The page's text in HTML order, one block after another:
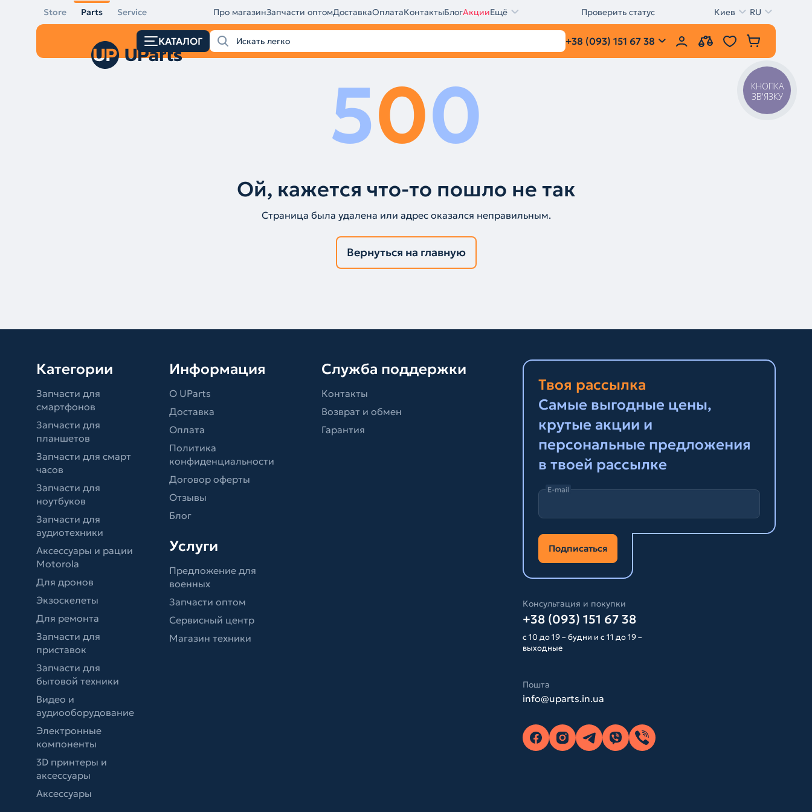
Store Parts Service Про магазинЗапчасти оптомДоставкаОплатаКонтактыБлогАкцииЕщё Проверить статус Киев RU
КАТАЛОГ +38 (093) 151 67 38
500
Ой, кажется что-то пошло не так
Страница была удалена или адрес оказался неправильным.
Вернуться на главную
Категории
Запчасти для
смартфонов
Запчасти для
планшетов
Запчасти для смарт
часов
Запчасти для
ноутбуков
Запчасти для
аудиотехники
Аксессуары и рации
Motorola
Для дронов
Экзоскелеты
Для ремонта
Запчасти для
приставок
Запчасти для
бытовой техники
Видео и
аудиооборудование
Электронные
компоненты
3D принтеры и
аксессуары
Аксессуары
Информация
О UParts
Доставка
Оплата
Политика
конфиденциальности
Договор оферты
Отзывы
Блог
Услуги
Предложение для
военных
Запчасти оптом
Сервисный центр
Магазин техники
Служба поддержки
Контакты
Возврат и обмен
Гарантия
Твоя рассылка
Самые выгодные цены,
крутые акции и
персональные предложения
в твоей рассылке
E-mail
Подписаться
Консультация и покупки
+38 (093) 151 67 38
с 10 до 19 – будни и с 11 до 19 –
выходные
Пошта
info@uparts.in.ua
КНОПКА
ЗВ'ЯЗКУ